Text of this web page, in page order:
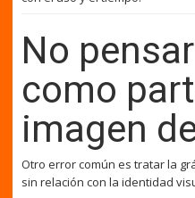
No
como
imagen
Otro error común es tratar la
sin relación con la identidad